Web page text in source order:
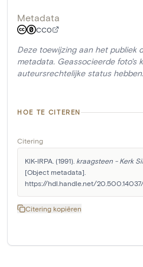
Metadata
CC0
Deze toewijzing aan het publiek
metadata. Geassocieerde foto's
auteursrechtelijke status hebben.
HOE TE CITEREN
Citering
KIK-IRPA. (1991). kraagsteen - Kerk
[Object metadata].
https://hdl.handle.net/
Citering kopiëren